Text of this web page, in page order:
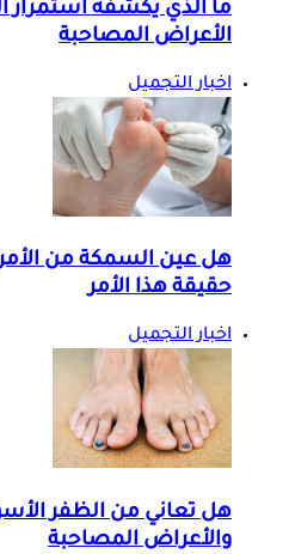
ما الذي يكشفه استمرار
الأعراض المصاحبة
اخبار التجميل
هل عين السمكة من
حقيقة هذا الأمر
اخبار التجميل
هل تعاني من الظفر
والأعراض المصاحبة